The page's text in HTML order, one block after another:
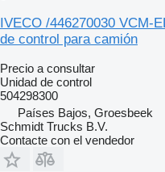
IVECO /446270030 VCM-
de control para camión
Precio a consultar
Unidad de control
504298300
Países Bajos, Groesbeek
Schmidt Trucks B.V.
Contacte con el vendedor